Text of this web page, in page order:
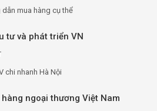
mua hàng cụ thể
tư và phát triển VN
chi nhanh Hà Nội
ngoại thương Việt Nam